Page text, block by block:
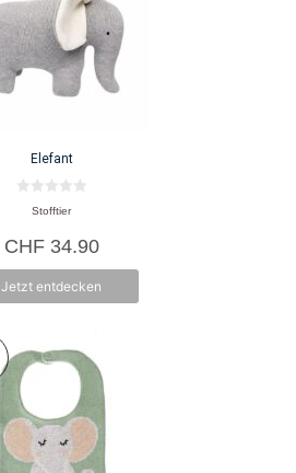
Elefant
n
5
Stofftier
CHF34.90
Jetzt entdecken